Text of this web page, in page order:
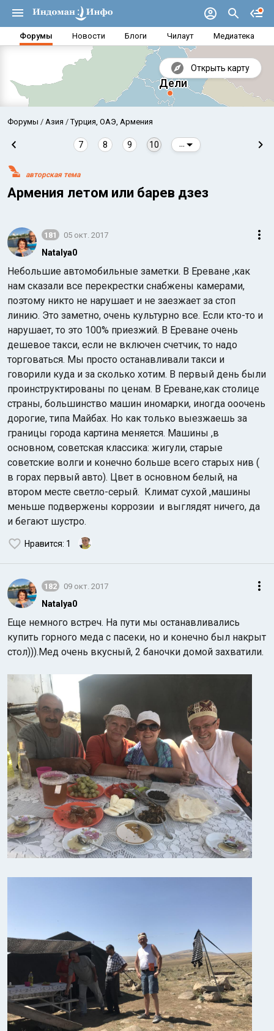
Форумы Новости Блоги Чилаут Медиатека
Открыть карту
Аравийское море
Индийский океан
Форумы Азия Турция, ОАЭ, Армения
7 8 9 10
авторская тема
Армения летом или барев дзез
181 05 окт. 2017
Natalya0
Небольшие автомобильные заметки. В Ереване ,как
нам сказали все перекрестки снабжены камерами,
поэтому никто не нарушает и не заезжает за стоп
линию. Это заметно, очень культурно все. Если кто-то и
нарушает, то это 100% приезжий. В Ереване очень
дешевое такси, если не включен счетчик, то надо
торговаться. Мы просто останавливали такси и
говорили куда и за сколько хотим. В первый день были
проинструктированы по ценам. В Ереване,как столице
страны, большинство машин иномарки, иногда ооочень
дорогие, типа Майбах. Но как только выезжаешь за
границы города картина меняется. Машины ,в
основном, советская классика: жигули, старые
советские волги и конечно больше всего старых нив (
в горах первый авто). Цвет в основном белый, на
втором месте светло-серый. Климат сухой ,машины
меньше подвержены коррозии и выглядят ничего, да
и бегают шустро.
Нравится: 1
182 09 окт. 2017
Natalya0
Еще немного встреч. На пути мы останавливались
купить горного меда с пасеки, но и конечно был накрыт
стол))).Мед очень вкусный, 2 баночки домой захватили.